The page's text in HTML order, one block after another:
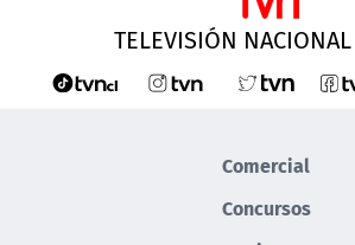
TELEVISIÓN
Comercial
Concursos